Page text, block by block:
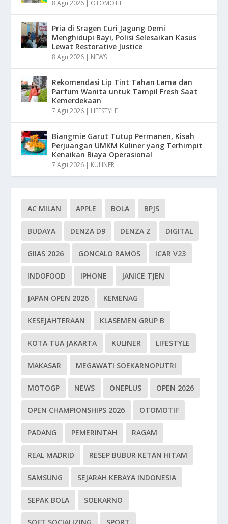
8 Agu 2026 | OTOMOTIF
Pria di Sragen Curi Jagung Demi
Menghidupi Bayi, Polisi Selesaikan Kasus
Lewat Restorative Justice
8 Agu 2026 | NEWS
Rekomendasi Lip Tint Tahan Lama dan
Parfum Wanita untuk Tampil Fresh Saat
Kemerdekaan
7 Agu 2026 | LIFESTYLE
Biangmie Garut Tutup Permanen, Kisah
Perjuangan UMKM Kuliner yang Terhimpit
Kenaikan Biaya Operasional
7 Agu 2026 | KULINER
AC MILAN APPLE BOLA BPJS
BUDAYA DENZA D9 DENZA Z DIGITAL
GIIAS 2026 GONCALO RAMOS ICAR V23
INDOFOOD IPHONE JANICE TJEN
JAPAN OPEN 2026 KEMENAG
KESEJAHTERAAN KLASEMEN GRUP B
KOTA TUA JAKARTA KULINER LIFESTYLE
MAKASAR MEGAWATI SOEKARNOPUTRI
MOTOGP NEWS ONEPLUS OPEN 2026
OPEN CHAMPIONSHIPS 2026 OTOMOTIF
PADANG PEMERINTAH RAGAM
REAL MADRID RESEP BUBUR KETAN HITAM
SAMSUNG SEJARAH KEBAYA INDONESIA
SEPAK BOLA SOEKARNO